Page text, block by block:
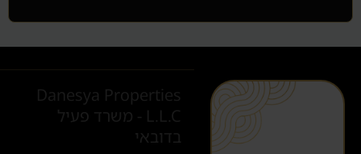
Danesya Properties
L.L.C - משרד פעיל
בדובאי